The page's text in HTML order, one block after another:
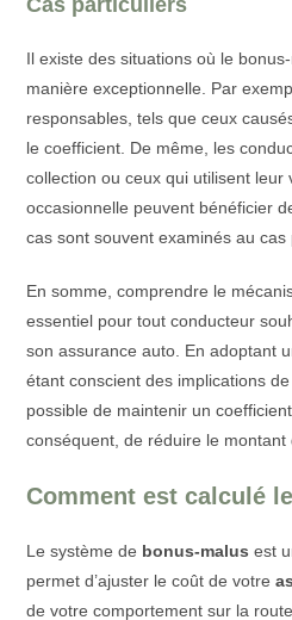
Cas particuliers
Il existe des situations où le
manière exceptionnelle. Par
responsables, tels que ceux
le coefficient. De même, les
collection ou ceux qui utilisent leur
occasionnelle peuvent bénéficier
cas sont souvent examinés au
En somme, comprendre le
essentiel pour tout conducteur
son assurance auto. En adoptant
étant conscient des implications
possible de maintenir un
conséquent, de réduire le montant
Comment est calculé
Le système de bonus-malus est
permet d’ajuster le coût de votre
de votre comportement sur la